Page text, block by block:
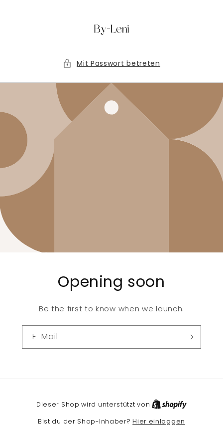
Mit Passwort betreten
Opening soon
Be the first to know when we launch.
E-Mail
Dieser Shop wird unterstützt von
Bist du der Shop-Inhaber?Hier einloggen